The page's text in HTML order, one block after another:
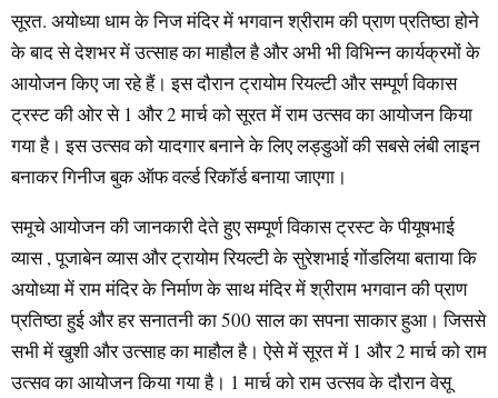
सूरत. अयोध्या धाम के निज मंदिर में भगवान श्रीराम की प्राण प्रतिष्ठा होने
के बाद से देशभर में उत्साह का माहौल है और अभी भी विभिन्न कार्यक्रमों के
आयोजन किए जा रहे हैं। इस दौरान ट्रायोम रियल्टी और सम्पूर्ण विकास
ट्रस्ट की ओर से 1 और 2 मार्च को सूरत में राम उत्सव का आयोजन किया
गया है। इस उत्सव को यादगार बनाने के लिए लड्डुओं की सबसे लंबी लाइन
बनाकर गिनीज बुक ऑफ वर्ल्ड रिकॉर्ड बनाया जाएगा।
समूचे आयोजन की जानकारी देते हुए सम्पूर्ण विकास ट्रस्ट के पीयूषभाई
व्यास , पूजाबेन व्यास और ट्रायोम रियल्टी के सुरेशभाई गोंडलिया बताया कि
अयोध्या में राम मंदिर के निर्माण के साथ मंदिर में श्रीराम भगवान की प्राण
प्रतिष्ठा हुई और हर सनातनी का 500 साल का सपना साकार हुआ। जिससे
सभी में खुशी और उत्साह का माहौल है। ऐसे में सूरत में 1 और 2 मार्च को राम
उत्सव का आयोजन किया गया है। 1 मार्च को राम उत्सव के दौरान वेसू